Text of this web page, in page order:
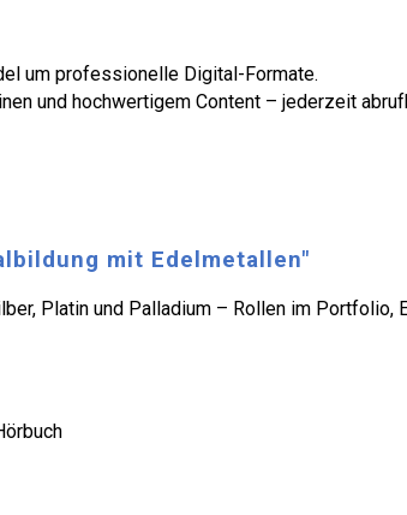
um professionelle Digital-Formate.
und hochwertigem Content – jederzeit
mit Edelmetallen"
Platin und Palladium – Rollen im Portfolio,